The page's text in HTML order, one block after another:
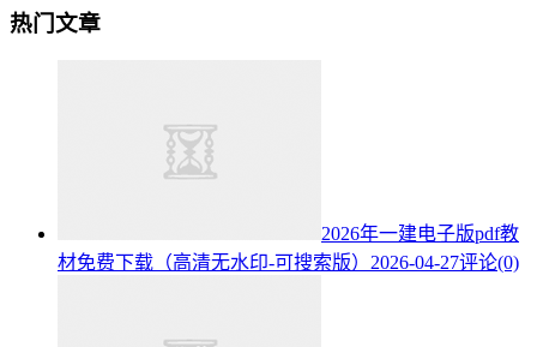
热门文章
2026年一建电子版pdf教
材免费下载（高清无水印-可搜索版） 2026-04-27评论(0)